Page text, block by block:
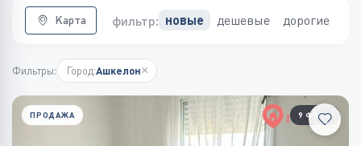
Карта фильтр: новые дешевые дорогие
Фильтры: Город:Ашкелон×
9 ФОТО
ПРОДАЖА